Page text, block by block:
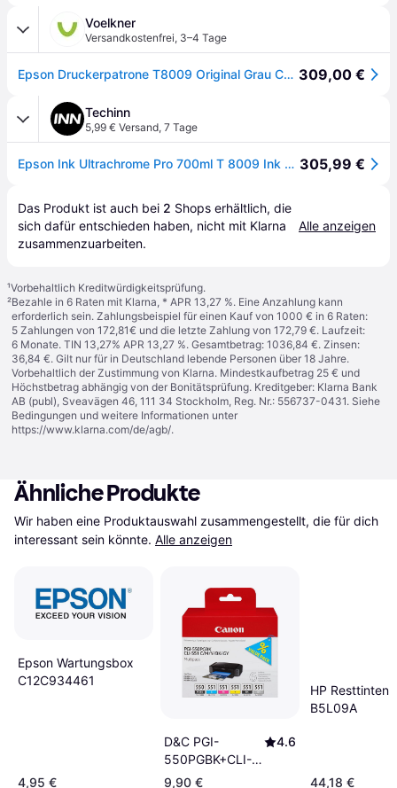
Voelkner
Versandkostenfrei, 3–4 Tage
Epson Druckerpatrone T8009 Original Grau C13T800900 309,00 €
Techinn
5,99 € Versand, 7 Tage
Epson Ink Ultrachrome Pro 700ml T 8009 Ink Cartridge Grau 305,99 €
Das Produkt ist auch bei 2 Shops erhältlich, die
sich dafür entschieden haben, nicht mit Klarna
zusammenzuarbeiten.
Alle anzeigen
¹Vorbehaltlich Kreditwürdigkeitsprüfung.
²Bezahle in 6 Raten mit Klarna, * APR 13,27 %. Eine Anzahlung kann
erforderlich sein. Zahlungsbeispiel für einen Kauf von 1000 € in 6 Raten:
5 Zahlungen von 172,81€ und die letzte Zahlung von 172,79 €. Laufzeit:
6 Monate. TIN 13,27% APR 13,27 %. Gesamtbetrag: 1036,84 €. Zinsen:
36,84 €. Gilt nur für in Deutschland lebende Personen über 18 Jahre.
Vorbehaltlich der Zustimmung von Klarna. Mindestkaufbetrag 25 € und
Höchstbetrag abhängig von der Bonitätsprüfung. Kreditgeber: Klarna Bank
AB (publ), Sveavägen 46, 111 34 Stockholm, Reg. Nr.: 556737-0431. Siehe
Bedingungen und weitere Informationen unter
https://www.klarna.com/de/agb/.
Ähnliche Produkte
Wir haben eine Produktauswahl zusammengestellt, die für dich
interessant sein könnte. Alle anzeigen
Epson Wartungsbox
C12C934461
4,95 €
D&C PGI-
550PGBK+CLI-
551 C/M/Y/BK/G
4.6
9,90 €
HP
B5L09A
44,18 €